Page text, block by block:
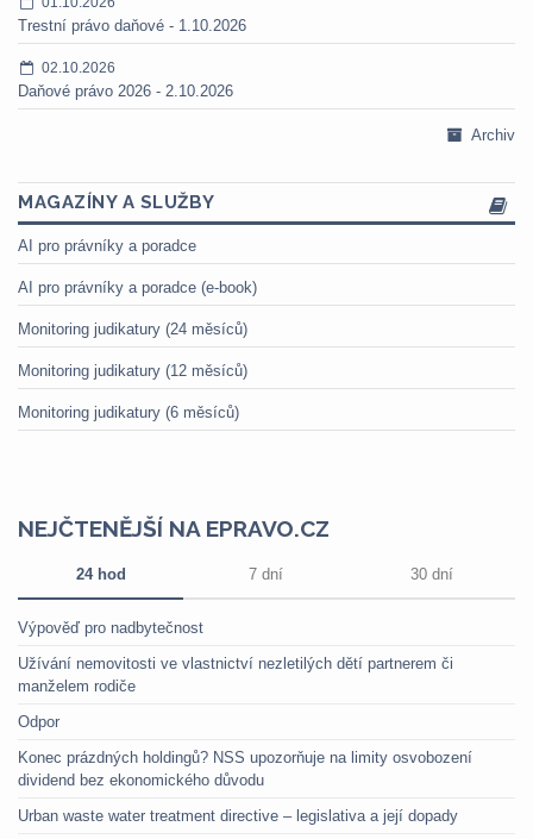
Trestní právo daňové - 1.10.2026
02.10.2026
Daňové právo 2026 - 2.10.2026
Archiv
MAGAZÍNY A SLUŽBY
AI pro právníky a poradce
AI pro právníky a poradce (e-book)
Monitoring judikatury (24 měsíců)
Monitoring judikatury (12 měsíců)
Monitoring judikatury (6 měsíců)
NEJČTENĚJŠÍ NA EPRAVO.CZ
24 hod 7 dní 30 dní
Výpověď pro nadbytečnost
Užívání nemovitosti ve vlastnictví nezletilých dětí partnerem či
manželem rodiče
Odpor
Konec prázdných holdingů? NSS upozorňuje na limity osvobození
dividend bez ekonomického důvodu
Urban waste water treatment directive – legislativa a její dopady